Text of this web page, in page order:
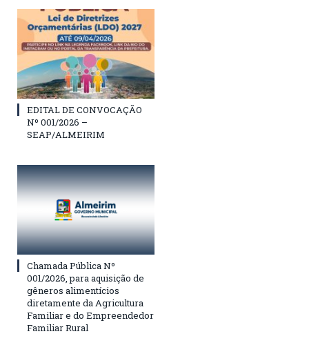
EDITAL DE CONVOCAÇÃO
Nº 001/2026 –
SEAP/ALMEIRIM
Chamada Pública Nº
001/2026, para aquisição de
gêneros alimentícios
diretamente da Agricultura
Familiar e do Empreendedor
Familiar Rural